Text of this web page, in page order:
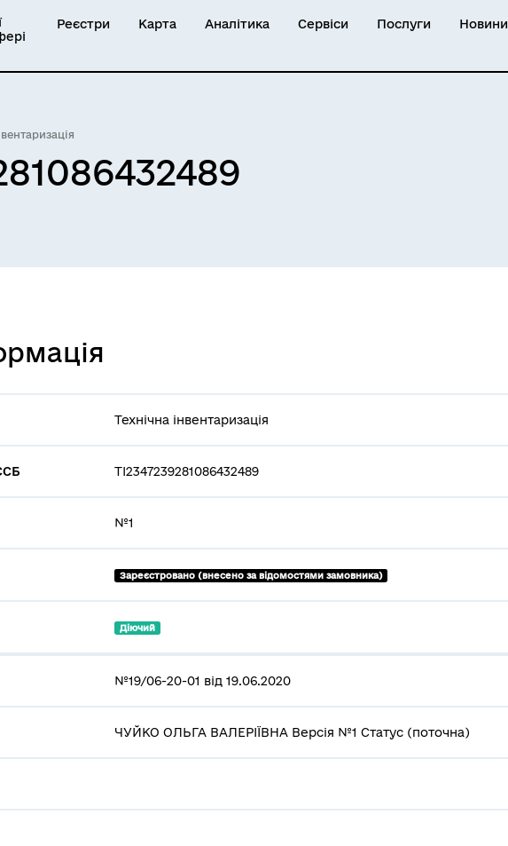
Реєстри Карта Аналітика Сервіси Послуги Новини
Технічна інвентаризація
ТІ2347239281086432489
№1
Зареєстровано (внесено за відомостями замовника)
Діючий
№19/06-20-01 від 19.06.2020
ЧУЙКО ОЛЬГА ВАЛЕРІЇВНА Версія №1 Статус (поточна)